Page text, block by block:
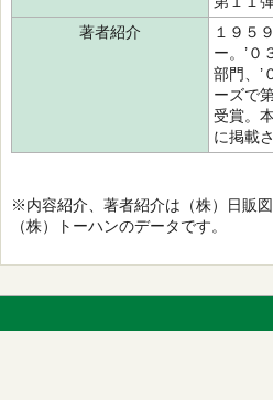
著者紹介
１９５
ー。’０
部門、’
ーズで
受賞。
に掲載
※内容紹介、著者紹介は（株）日販
（株）トーハンのデータです。